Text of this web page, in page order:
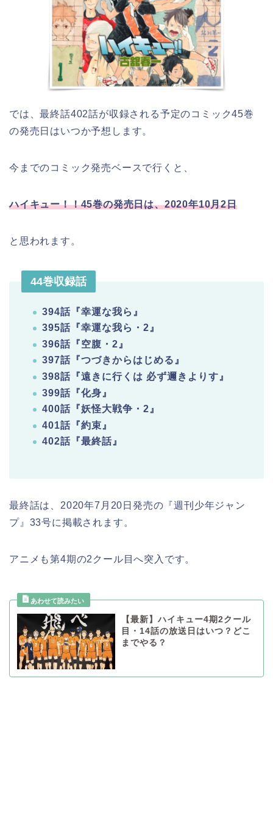
では、最終話402話が収録される予定のコミック45巻
の発売日はいつか予想します。
今までのコミック発売ベースで行くと、
ハイキュー！！45巻の発売日は、2020年10月2日
と思われます。
44巻収録話
394話『幸運な我ら』
395話『幸運な我ら・2』
396話『空腹・2』
397話『つづきからはじめる』
398話『遠きに行くは 必ず邇きよりす』
399話『化身』
400話『妖怪大戦争・2』
401話『約束』
402話『最終話』
最終話は、2020年7月20日発売の『週刊少年ジャン
プ』33号に掲載されます。
アニメも第4期の2クール目へ突入です。
【最新】ハイキュー4期2クール
目・14話の放送日はいつ？どこ
までやる？